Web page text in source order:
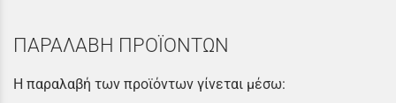
ΠΑΡΑΛΑΒΗ ΠΡΟΪΟΝΤΩΝ
Η παραλαβή των προϊόντων γίνεται μέσω: